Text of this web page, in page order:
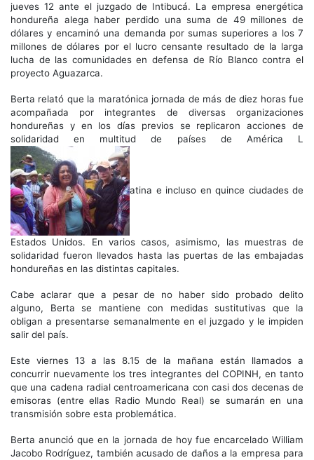
jueves 12 ante el juzgado de Intibucá. La empresa energética
hondureña alega haber perdido una suma de 49 millones de
dólares y encaminó una demanda por sumas superiores a los 7
millones de dólares por el lucro censante resultado de la larga
lucha de las comunidades en defensa de Río Blanco contra el
proyecto Aguazarca.
Berta relató que la maratónica jornada de más de diez horas fue
acompañada por integrantes de diversas organizaciones
hondureñas y en los días previos se replicaron acciones de
solidaridad en multitud de países de América L
atina e incluso en quince ciudades de
Estados Unidos. En varios casos, asimismo, las muestras de
solidaridad fueron llevados hasta las puertas de las embajadas
hondureñas en las distintas capitales.
Cabe aclarar que a pesar de no haber sido probado delito
alguno, Berta se mantiene con medidas sustitutivas que la
obligan a presentarse semanalmente en el juzgado y le impiden
salir del país.
Este viernes 13 a las 8.15 de la mañana están llamados a
concurrir nuevamente los tres integrantes del COPINH, en tanto
que una cadena radial centroamericana con casi dos decenas de
emisoras (entre ellas Radio Mundo Real) se sumarán en una
transmisión sobre esta problemática.
Berta anunció que en la jornada de hoy fue encarcelado William
Jacobo Rodríguez, también acusado de daños a la empresa para